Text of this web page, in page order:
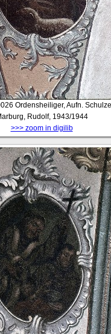
Ordensheiliger, Aufn.
Rudolf, 1943/1944
>>> zoom in digilib